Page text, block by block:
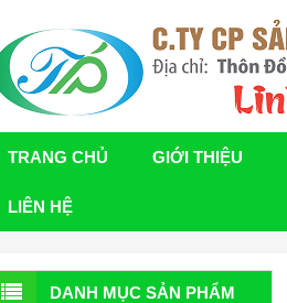
TRANG CHỦ GIỚI THIỆU
LIÊN HỆ
DANH MỤC SẢN PHẨM